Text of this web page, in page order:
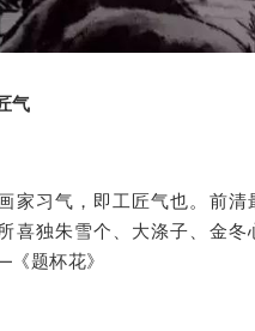
气
家习气，即工匠气也。前清
喜独朱雪个、大涤子、金冬
题杯花》